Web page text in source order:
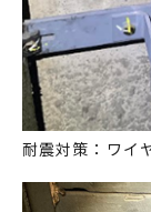
耐震対策：ワイ